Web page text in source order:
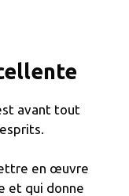
avant tout
en œuvre
et qui donne